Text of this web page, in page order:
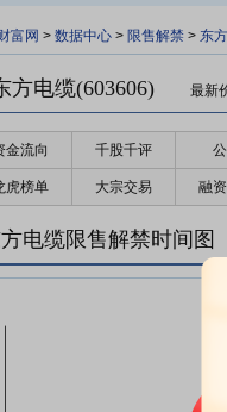
富网 > 数据中心 > 限售解禁 > 东
方电缆(603606) 最新
金流向 千股千评
虎榜单 大宗交易 融
电缆限售解禁时间图